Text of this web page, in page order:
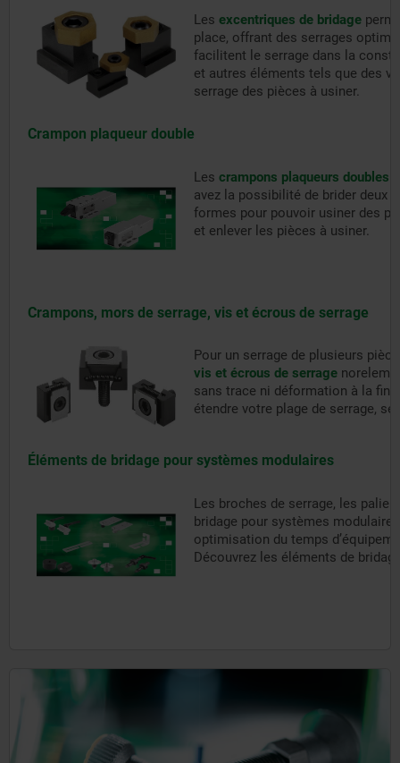
Les excentriques de bridage
place, offrant des serrages
facilitent le serrage dans la
et autres éléments tels que des
serrage des pièces à usiner.
Crampon plaqueur double
Les crampons plaqueurs doubles
avez la possibilité de brider deux
formes pour pouvoir usiner des
et enlever les pièces à usiner.
Crampons, mors de serrage, vis et écrous de serrage
Pour un serrage de plusieurs
vis et écrous de serrage norelem
sans trace ni déformation à la fin
étendre votre plage de serrage,
Éléments de bridage pour systèmes modulaires
Les broches de serrage, les
bridage pour systèmes
optimisation du temps
Découvrez les éléments de